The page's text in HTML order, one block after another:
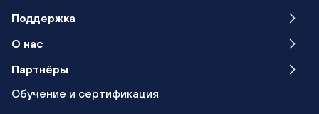
Поддержка
О нас
Партнёры
Обучение и сертификация